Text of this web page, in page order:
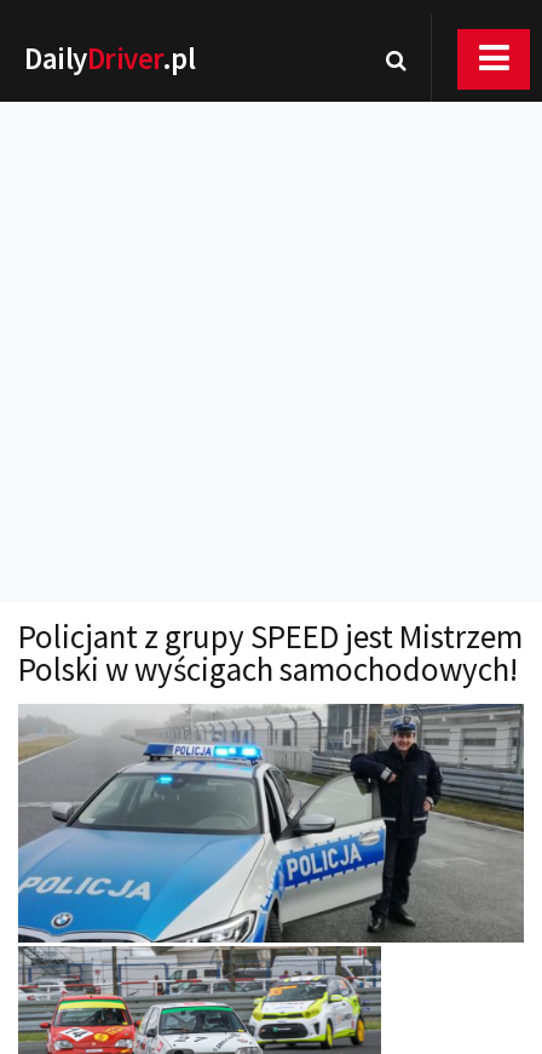
DailyDriver.pl
Technika jazdy
Oświetlenie
Kalkulatory
Przelicznik mocy
Auto z niemiec
Galerie
Policjant z grupy SPEED jest Mistrzem
Polski w wyścigach samochodowych!